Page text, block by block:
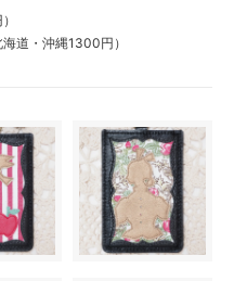
道・沖縄1300円）